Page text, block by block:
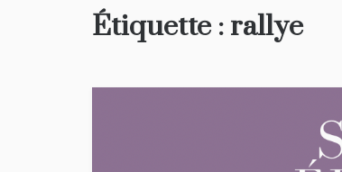
Étiquette : rallye